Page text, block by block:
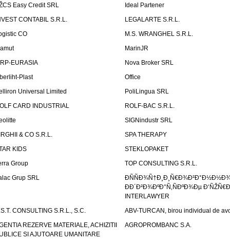
Easy Credit SRL
Ideal Partener
CONTABIL S.R.L.
LEGALARTE S.R.L.
CO
M.S. WRANGHEL S.R.L.
MarinJR
EURASIA
Nova Broker SRL
Plast
Office
Universal Limited
PoliLingua SRL
CARD INDUSTRIAL
ROLF-BAC S.R.L.
SIGNindustr SRL
& CO S.R.L.
SPA THERAPY
KIDS
STEKLOPAKET
Group
TOP CONSULTING S.R.L.
Grup SRL
ÐÐ´Ð²Ð¾ÐºÐ°Ñ‚ÑÐºÐ¾Ðµ
INTERLAWYER
CONSULTING S.R.L., S.C.
ABV-TURCAN, birou individual de
REZERVE MATERIALE, ACHIZITII
SI AJUTOARE UMANITARE
AGROPROMBANC S.A.